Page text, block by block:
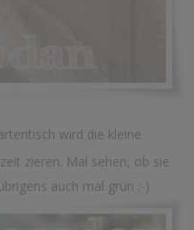
wird die kleine
zieren. Mal sehen, ob sie
auch mal grün ;-)